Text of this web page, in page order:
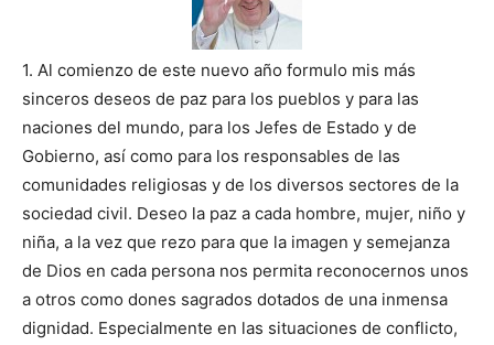
1. Al comienzo de este nuevo año formulo mis más
sinceros deseos de paz para los pueblos y para las
naciones del mundo, para los Jefes de Estado y de
Gobierno, así como para los responsables de las
comunidades religiosas y de los diversos sectores de la
sociedad civil. Deseo la paz a cada hombre, mujer, niño y
niña, a la vez que rezo para que la imagen y semejanza
de Dios en cada persona nos permita reconocernos unos
a otros como dones sagrados dotados de una inmensa
dignidad. Especialmente en las situaciones de conflicto,